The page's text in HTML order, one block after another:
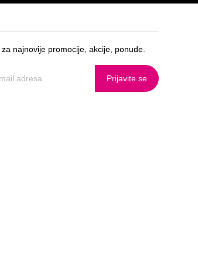
za najnovije promocije, akcije, ponude.
Prijavite se